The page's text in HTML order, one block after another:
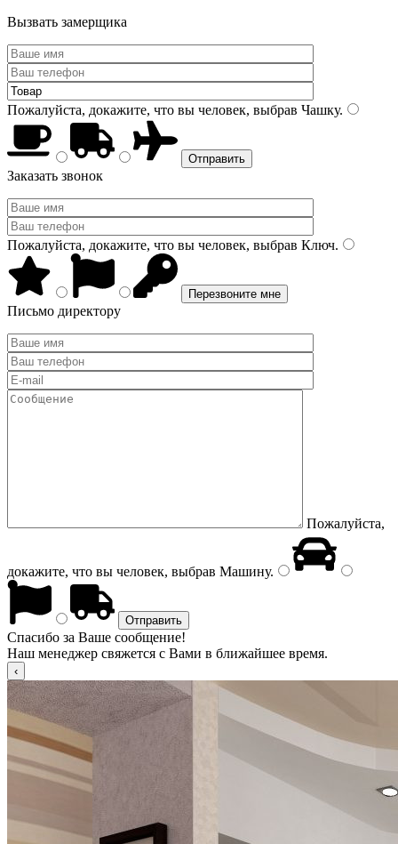
Вызвать замерщика
Пожалуйста, докажите, что вы человек, выбрав Чашку.
Заказать звонок
Пожалуйста, докажите, что вы человек, выбрав Ключ.
Письмо директору
Пожалуйста,
докажите, что вы человек, выбрав Машину.
Спасибо за Ваше сообщение!
Наш менеджер свяжется с Вами в ближайшее время.